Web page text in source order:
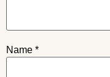
Name *